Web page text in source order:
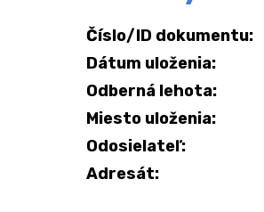
Číslo/ID dokumentu:
Dátum uloženia:
Odberná lehota:
Miesto uloženia:
Odosielateľ:
Adresát: